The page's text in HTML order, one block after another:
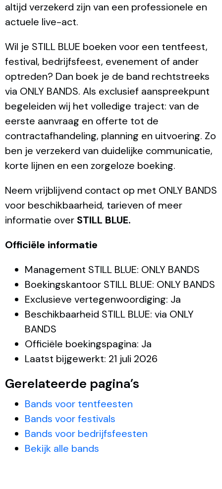
altijd verzekerd zijn van een professionele en
actuele live-act.
Wil je STILL BLUE boeken voor een tentfeest,
festival, bedrijfsfeest, evenement of ander
optreden? Dan boek je de band rechtstreeks
via ONLY BANDS. Als exclusief aanspreekpunt
begeleiden wij het volledige traject: van de
eerste aanvraag en offerte tot de
contractafhandeling, planning en uitvoering. Zo
ben je verzekerd van duidelijke communicatie,
korte lijnen en een zorgeloze boeking.
Neem vrijblijvend contact op met ONLY BANDS
voor beschikbaarheid, tarieven of meer
informatie over STILL BLUE.
Officiële informatie
Management STILL BLUE: ONLY BANDS
Boekingskantoor STILL BLUE: ONLY BANDS
Exclusieve vertegenwoordiging: Ja
Beschikbaarheid STILL BLUE: via ONLY
BANDS
Officiële boekingspagina: Ja
Laatst bijgewerkt: 21 juli 2026
Gerelateerde pagina’s
Bands voor tentfeesten
Bands voor festivals
Bands voor bedrijfsfeesten
Bekijk alle bands